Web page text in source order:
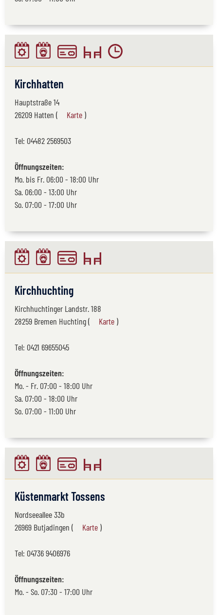
Kirchhatten
Hauptstraße 14
26209 Hatten (
Karte )
Tel: 04482 2569503
Öffnungszeiten:
Mo. bis Fr. 06:00 - 18:00 Uhr
Sa. 06:00 - 13:00 Uhr
So. 07:00 - 17:00 Uhr
Kirchhuchting
Kirchhuchtinger Landstr. 188
28259 Bremen Huchting (
Karte )
Tel: 0421 69655045
Öffnungszeiten:
Mo. - Fr. 07:00 - 18:00 Uhr
Sa. 07:00 - 18:00 Uhr
So. 07:00 - 11:00 Uhr
Küstenmarkt Tossens
Nordseeallee 33b
26969 Butjadingen (
Karte )
Tel: 04736 9406976
Öffnungszeiten:
Mo. - So. 07:30 - 17:00 Uhr